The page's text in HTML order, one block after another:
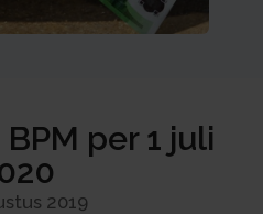
per 1 juli
2019